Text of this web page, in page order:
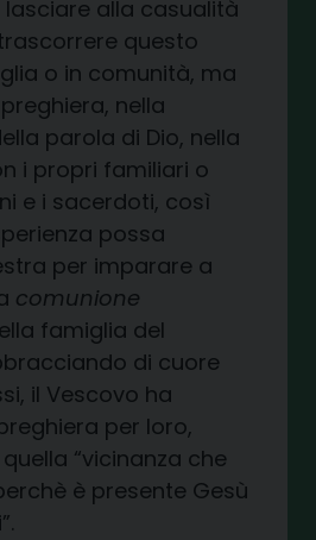
alla casualità
questo
o in comunità, ma
nella
parola di Dio, nella
i propri familiari o
e i sacerdoti, così
possa
per imparare a
comunione
famiglia del
di cuore
il Vescovo ha
per loro,
“vicinanza che
è presente Gesù